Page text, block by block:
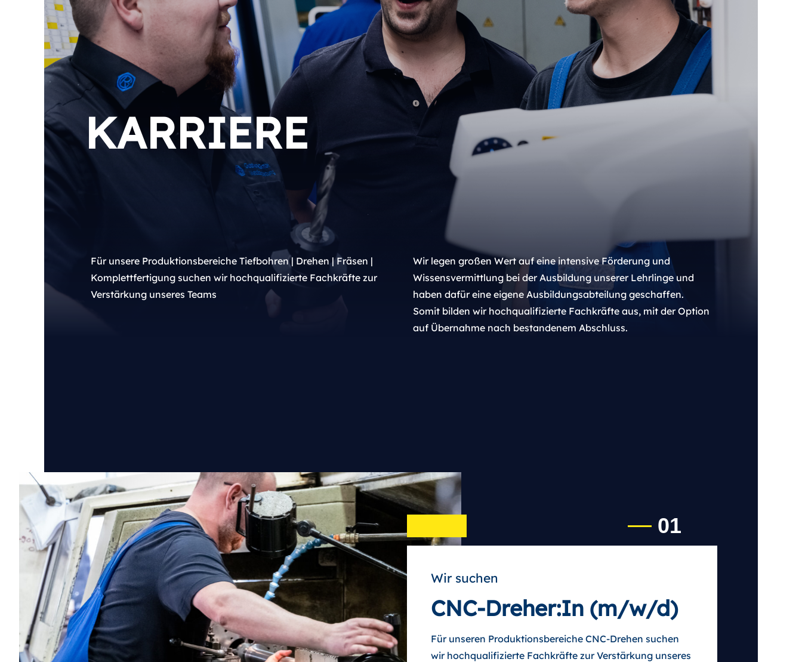
KARRIERE
Für unsere Produktionsbereiche Tiefbohren | Drehen | Fräsen |
Komplettfertigung suchen wir hochqualifizierte Fachkräfte zur
Verstärkung unseres Teams
Wir legen großen Wert auf eine intensive Förderung und
Wissensvermittlung bei der Ausbildung unserer Lehrlinge und
haben dafür eine eigene Ausbildungsabteilung geschaffen.
Somit bilden wir hochqualifizierte Fachkräfte aus, mit der Option
auf Übernahme nach bestandenem Abschluss.
01
Wir suchen
CNC-Dreher:In (m/w/d)
Für unseren Produktionsbereiche CNC-Drehen suchen
wir hochqualifizierte Fachkräfte zur Verstärkung unseres